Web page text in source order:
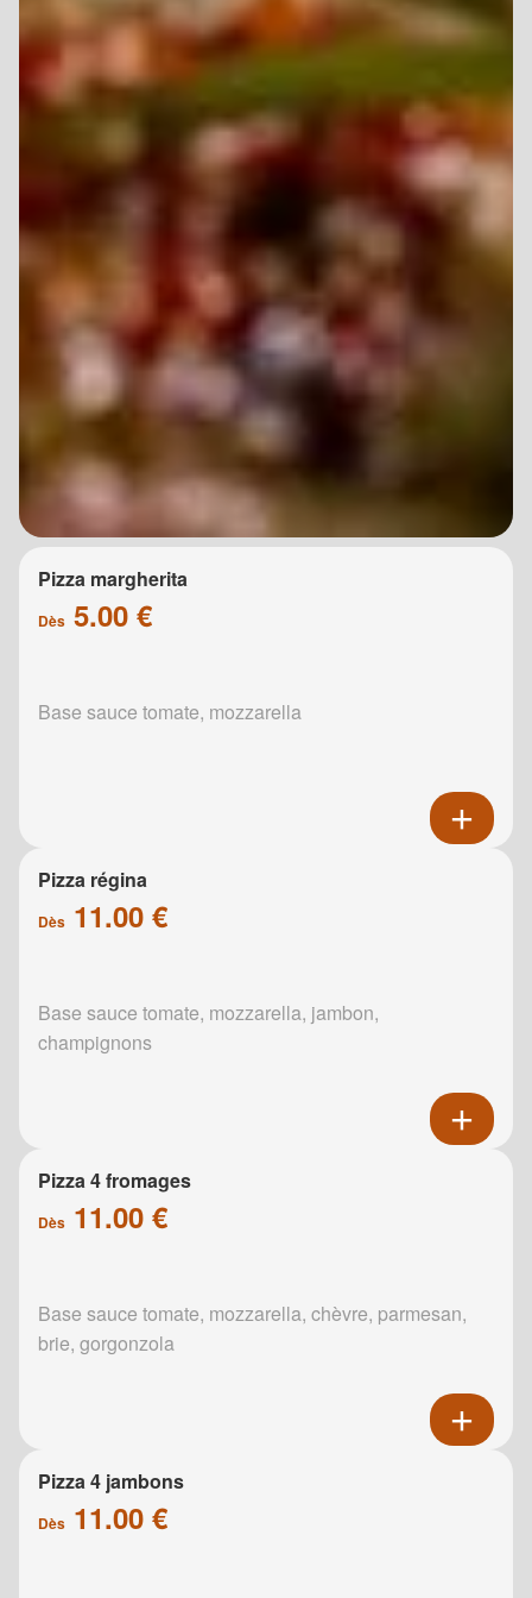
Pizza margherita
Dès 5.00 €
Base sauce tomate, mozzarella
Pizza régina
Dès 11.00 €
Base sauce tomate, mozzarella, jambon,
champignons
Pizza 4 fromages
Dès 11.00 €
Base sauce tomate, mozzarella, chèvre, parmesan,
brie, gorgonzola
Pizza 4 jambons
Dès 11.00 €